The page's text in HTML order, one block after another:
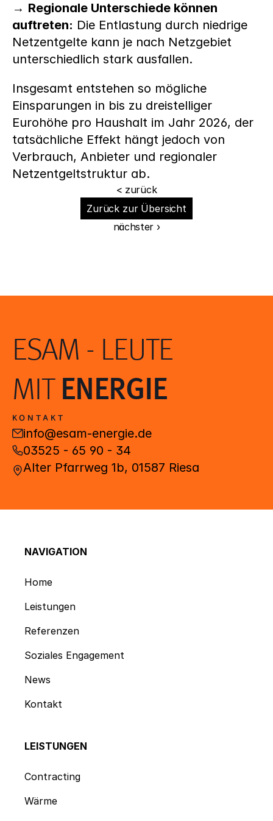
→ Regionale Unterschiede können
auftreten: Die Entlastung durch niedrige
Netzentgelte kann je nach Netzgebiet
unterschiedlich stark ausfallen.
Insgesamt entstehen so mögliche
Einsparungen in bis zu dreistelliger
Eurohöhe pro Haushalt im Jahr 2026, der
tatsächliche Effekt hängt jedoch von
Verbrauch, Anbieter und regionaler
Netzentgeltstruktur ab.
< zurück
Zurück zur Übersicht
nächster ›
ESAM - LEUTE
MIT ENERGIE
KONTAKT
info@esam-energie.de
03525 - 65 90 - 34
Alter Pfarrweg 1b, 01587 Riesa
NAVIGATION
Home
Leistungen
Referenzen
Soziales Engagement
News
Kontakt
LEISTUNGEN
Contracting
Wärme